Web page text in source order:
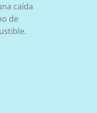
caída
de